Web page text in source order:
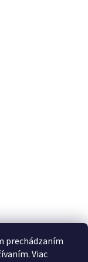
prechádzaním
Viac